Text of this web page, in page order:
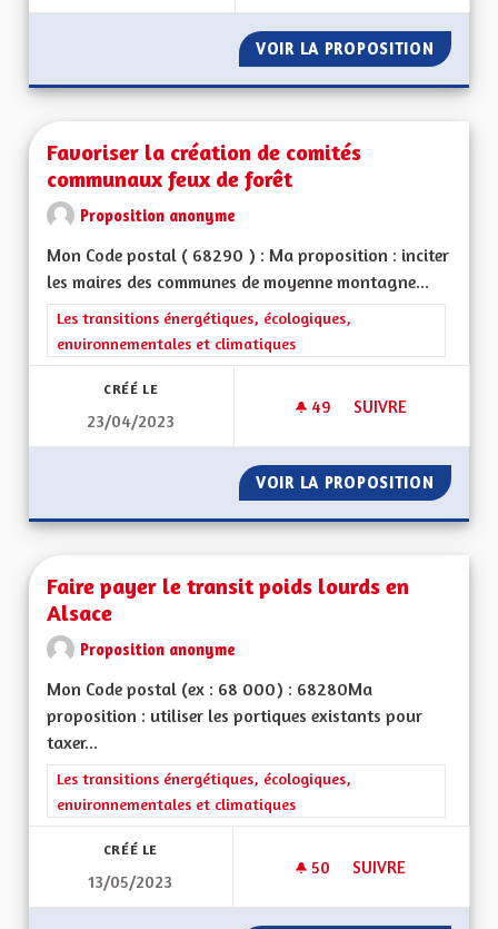
VOIR LA PROPOSITION
Favoriser la création de comités
communaux feux de forêt
Proposition anonyme
Mon Code postal ( 68290 ) : Ma proposition : inciter
les maires des communes de moyenne montagne...
Filtrer les résultats de la catégorie : Les transitions
Les transitions énergétiques, écologiques,
environnementales et climatiques
CRÉÉ LE
23/04/2023
49 49 ABONNÉS
SUIVRE
VOIR LA PROPOSITION
Faire payer le transit poids lourds en
Alsace
Proposition anonyme
Mon Code postal (ex : 68 000) : 68280Ma
proposition : utiliser les portiques existants pour
taxer...
Filtrer les résultats de la catégorie : Les transitions
Les transitions énergétiques, écologiques,
environnementales et climatiques
CRÉÉ LE
13/05/2023
50 50 ABONNÉS
SUIVRE